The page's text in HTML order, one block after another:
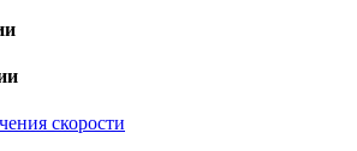
скорости